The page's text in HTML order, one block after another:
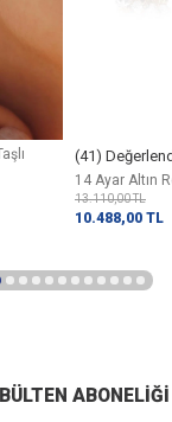
(41)
14 Ayar Altın
13.110,00TL
10.488,00 TL
ABONELIĞI